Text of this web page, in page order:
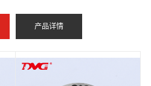
产品详情